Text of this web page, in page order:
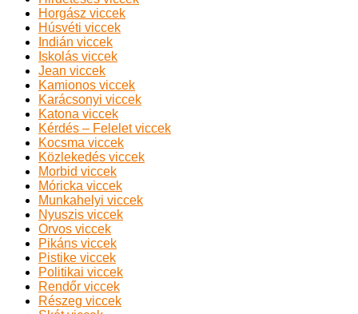
Horgász viccek
Húsvéti viccek
Indián viccek
Iskolás viccek
Jean viccek
Kamionos viccek
Karácsonyi viccek
Katona viccek
Kérdés – Felelet viccek
Kocsma viccek
Közlekedés viccek
Morbid viccek
Móricka viccek
Munkahelyi viccek
Nyuszis viccek
Orvos viccek
Pikáns viccek
Pistike viccek
Politikai viccek
Rendőr viccek
Részeg viccek